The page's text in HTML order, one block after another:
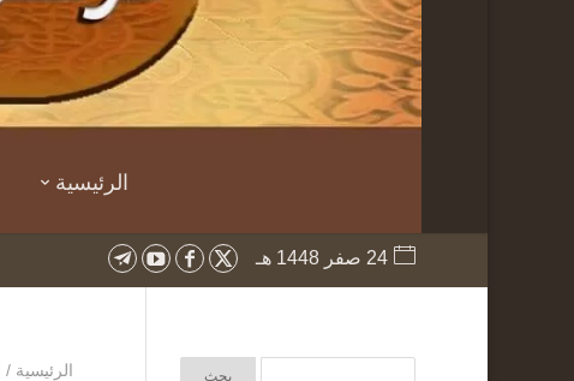
الرئيسية
24 صفر 1448 هـ
الرئيسية /